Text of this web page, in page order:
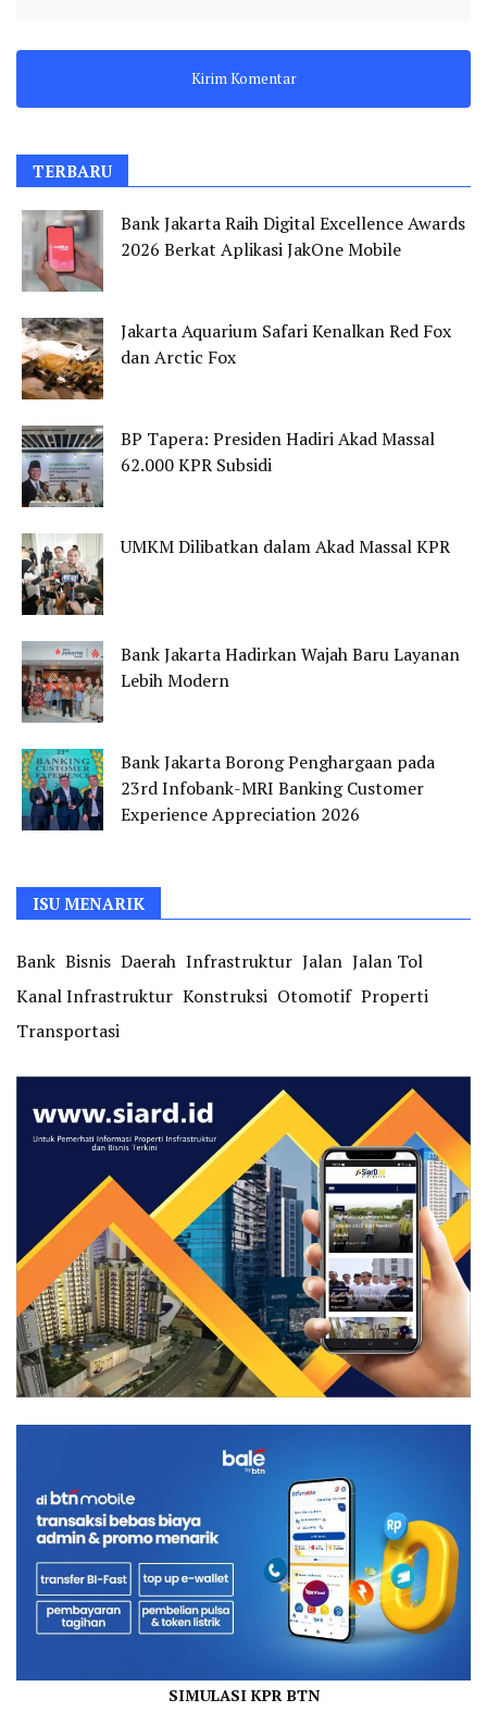
TERBARU
Bank Jakarta Raih Digital Excellence Awards
2026 Berkat Aplikasi JakOne Mobile
Jakarta Aquarium Safari Kenalkan Red Fox
dan Arctic Fox
BP Tapera: Presiden Hadiri Akad Massal
62.000 KPR Subsidi
UMKM Dilibatkan dalam Akad Massal KPR
Bank Jakarta Hadirkan Wajah Baru Layanan
Lebih Modern
Bank Jakarta Borong Penghargaan pada
23rd Infobank-MRI Banking Customer
Experience Appreciation 2026
ISU MENARIK
Bank Bisnis Daerah Infrastruktur Jalan Jalan Tol
Kanal Infrastruktur Konstruksi Otomotif Properti
Transportasi
SIMULASI KPR BTN